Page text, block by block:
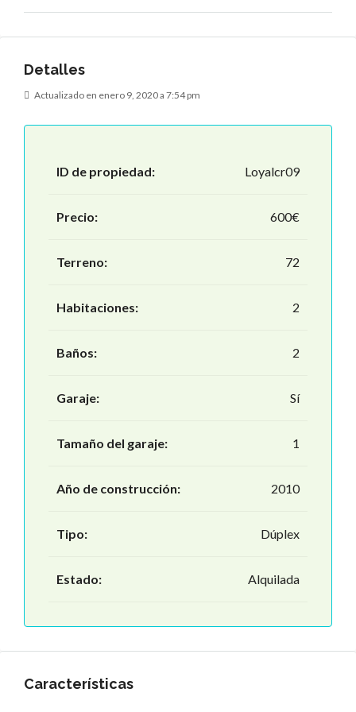
Detalles
Actualizado en enero 9, 2020 a 7:54 pm
ID de propiedad: Loyalcr09
Precio: 600€
Terreno: 72
Habitaciones: 2
Baños: 2
Garaje: Sí
Tamaño del garaje: 1
Año de construcción: 2010
Tipo: Dúplex
Estado: Alquilada
Características